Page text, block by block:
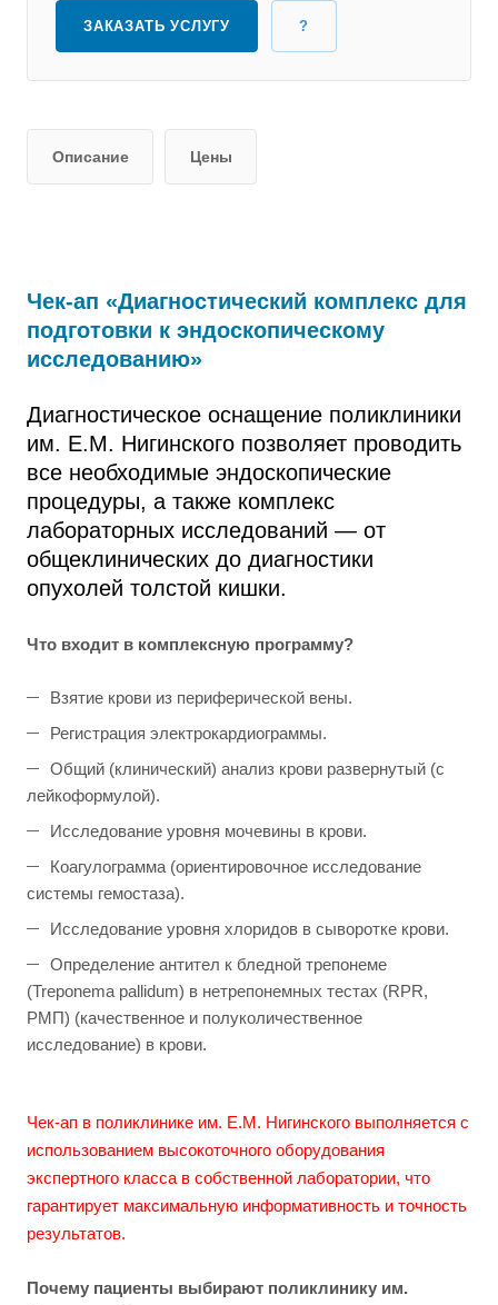
ЗАКАЗАТЬ УСЛУГУ ?
Описание Цены
Чек-ап «Диагностический комплекс для
подготовки к эндоскопическому
исследованию»
Диагностическое оснащение поликлиники
им. Е.М. Нигинского позволяет проводить
все необходимые эндоскопические
процедуры, а также комплекс
лабораторных исследований — от
общеклинических до диагностики
опухолей толстой кишки.
Что входит в комплексную программу?
Взятие крови из периферической вены.
Регистрация электрокардиограммы.
Общий (клинический) анализ крови развернутый (с
лейкоформулой).
Исследование уровня мочевины в крови.
Коагулограмма (ориентировочное исследование
системы гемостаза).
Исследование уровня хлоридов в сыворотке крови.
Определение антител к бледной трепонеме
(Treponema pallidum) в нетрепонемных тестах (RPR,
РМП) (качественное и полуколичественное
исследование) в крови.
Чек-ап в поликлинике им. Е.М. Нигинского выполняется с
использованием высокоточного оборудования
экспертного класса в собственной лаборатории, что
гарантирует максимальную информативность и точность
результатов.
Почему пациенты выбирают поликлинику им.